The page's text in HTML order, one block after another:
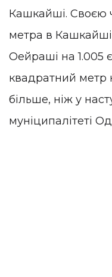
Кашкайші. Своєю
метра в
Оейраші на 1.005
квадратний метр
більше, ніж у
муніципалітеті